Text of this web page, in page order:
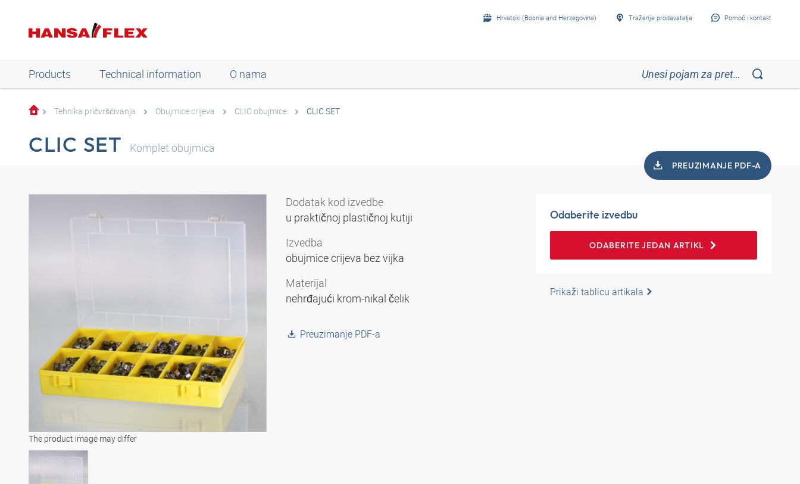
Hrvatski (Bosnia and Herzegovina) Traženje prodavatelja Pomoć i kontakt
Products Technical information O nama
Tehnika pričvršćivanja Obujmice crijeva CLIC obujmice CLIC SET
CLIC SET Komplet obujmica
PREUZIMANJE PDF-A
The product image may differ
Dodatak kod izvedbe
u praktičnoj plastičnoj kutiji
Izvedba
obujmice crijeva bez vijka
Materijal
nehrđajući krom-nikal čelik
Preuzimanje PDF-a
Odaberite izvedbu
ODABERITE JEDAN ARTIKL
Prikaži tablicu artikala